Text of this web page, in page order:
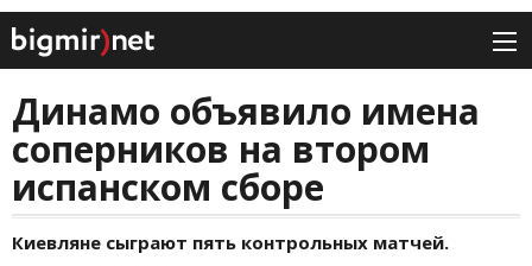
Динамо объявило имена
соперников на втором
испанском сборе
Киевляне сыграют пять контрольных матчей.